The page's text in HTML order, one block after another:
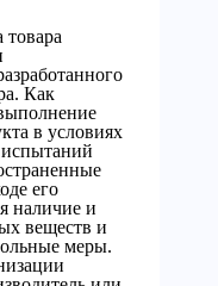
товара
Как
в условиях
его
наличие и
веществ и
меры.